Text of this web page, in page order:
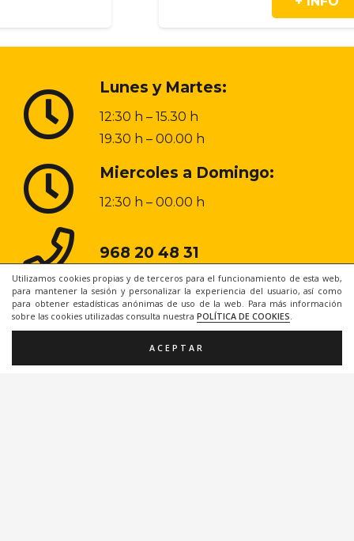
Utilizamos cookies propias y de terceros para el funcionamiento de esta web,
para mantener la sesión y personalizar la experiencia del usuario, así como
para obtener estadísticas anónimas de uso de la web. Para más información
sobre las cookies utilizadas consulta nuestra POLÍTICA DE COOKIES.
ACEPTAR
Lunes y Martes:
12:30 h – 15.30 h
19.30 h – 00.00 h
Miercoles a Domingo:
12:30 h – 00.00 h
968 20 48 31